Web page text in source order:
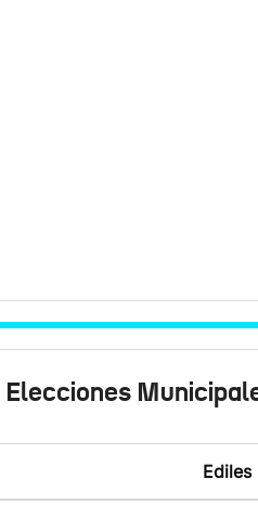
Ediles